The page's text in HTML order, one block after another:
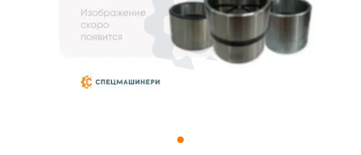
3D тур по складам
sksale@skdst.ru